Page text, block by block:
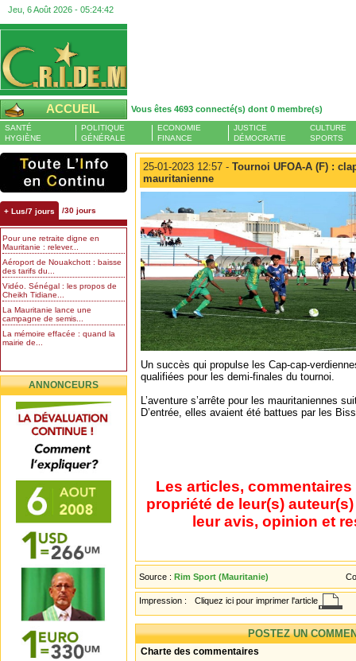
Jeu, 6 Août 2026 - 05:24:43
ACCUEIL Vous êtes 4693 connecté(s) dont 0 membre(s)
SANTÉ
HYGIÈNE
POLITIQUE
GÉNÉRALE
ECONOMIE
FINANCE
JUSTICE
DÉMOCRATIE
CULTURE
SPORTS
+ Lus/7 jours /30 jours
Pour une retraite digne en
Mauritanie : relever...
Aéroport de Nouakchott : baisse
des tarifs du...
Vidéo. Sénégal : les propos de
Cheikh Tidiane...
La Mauritanie lance une
campagne de semis...
La mémoire effacée : quand la
mairie de...
ANNONCEURS
25-01-2023 12:57 - Tournoi UFOA-A (F) :
mauritanienne
Un succès qui propulse les Cap-cap-
qualifiées pour les demi-finales du tournoi.
L’aventure s’arrête pour les mauritaniennes
D’entrée, elles avaient été battues par les
Les articles,
propriété de leur(s)
leur avis, opinion et
Source : Rim Sport (Mauritanie)
Impression : Cliquez ici pour imprimer l'article
POSTEZ UN
Charte des commentaires